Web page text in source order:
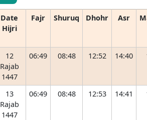
Date
Hijri
Fajr Shuruq Dhohr Asr
12
Rajab
1447
06:49 08:48 12:52 14:40
13
Rajab
1447
06:49 08:48 12:53 14:41